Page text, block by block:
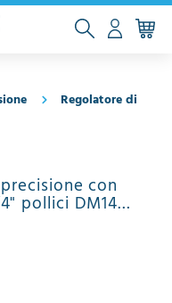
Regolatore di
con
pollici DM14